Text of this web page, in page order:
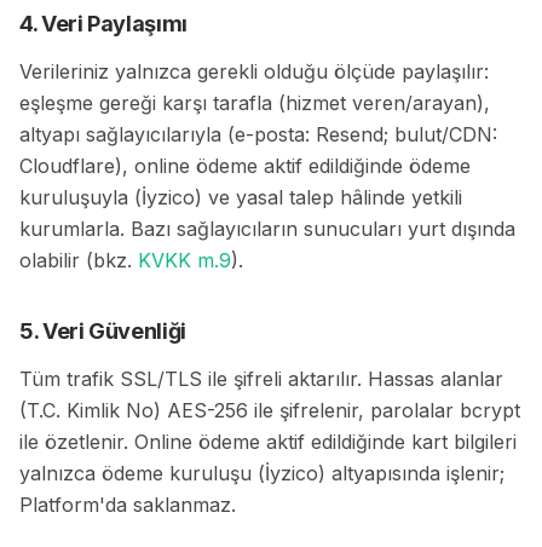
4. Veri Paylaşımı
Verileriniz yalnızca gerekli olduğu ölçüde paylaşılır:
eşleşme gereği karşı tarafla (hizmet veren/arayan),
altyapı sağlayıcılarıyla (e-posta: Resend; bulut/CDN:
Cloudflare), online ödeme aktif edildiğinde ödeme
kuruluşuyla (İyzico) ve yasal talep hâlinde yetkili
kurumlarla. Bazı sağlayıcıların sunucuları yurt dışında
olabilir (bkz. KVKK m.9).
5. Veri Güvenliği
Tüm trafik SSL/TLS ile şifreli aktarılır. Hassas alanlar
(T.C. Kimlik No) AES-256 ile şifrelenir, parolalar bcrypt
ile özetlenir. Online ödeme aktif edildiğinde kart bilgileri
yalnızca ödeme kuruluşu (İyzico) altyapısında işlenir;
Platform'da saklanmaz.